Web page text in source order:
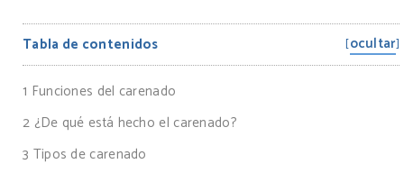
Tabla de contenidos [ocultar]
1 Funciones del carenado
2 ¿De qué está hecho el carenado?
3 Tipos de carenado